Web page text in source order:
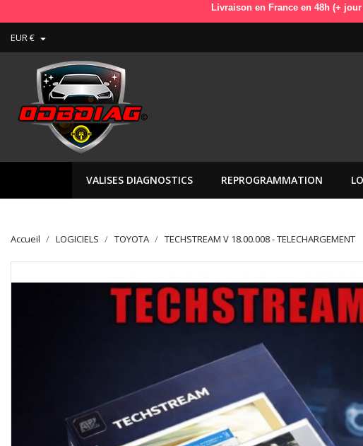
Livraison en France en 48h (+ jour de
EUR € 
VALISES DIAGNOSTICS REPROGRAMMATION
Accueil LOGICIELS TOYOTA TECHSTREAM V 18.00.008 - TELECHARGEMENT